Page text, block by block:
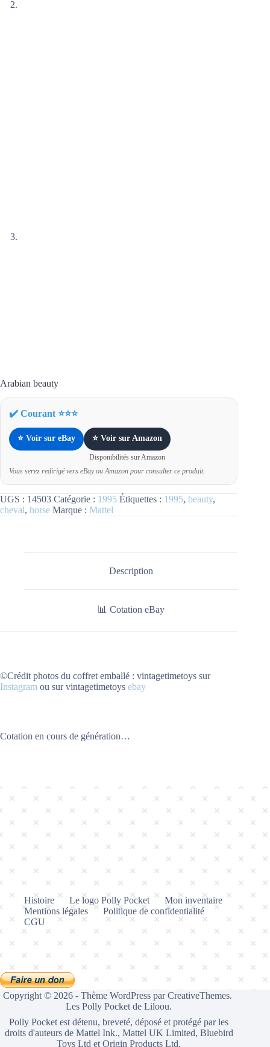
Arabian beauty
✔️ Courant ⭐⭐⭐
⭐ Voir sur eBay ⭐ Voir sur Amazon
Disponibilités sur Amazon
Vous serez redirigé vers eBay ou Amazon pour consulter ce produit.
UGS : 14503 Catégorie : 1995 Étiquettes : 1995, beauty,
cheval, horse Marque : Mattel
Description
📊 Cotation eBay
©Crédit photos du coffret emballé : vintagetimetoys sur
Instagram ou sur vintagetimetoys ebay
Cotation en cours de génération…
Histoire Le logo Polly Pocket
Mon inventaire
Mentions légales
Politique de confidentialité
CGU
Copyright © 2026 - Thème WordPress parCreativeThemes.
Les Polly Pocket de Liloou.
Polly Pocket est détenu, breveté, déposé et protégé par les
droits d'auteurs de Mattel Ink., Mattel UK Limited, Bluebird
Toys Ltd et Origin Products Ltd.